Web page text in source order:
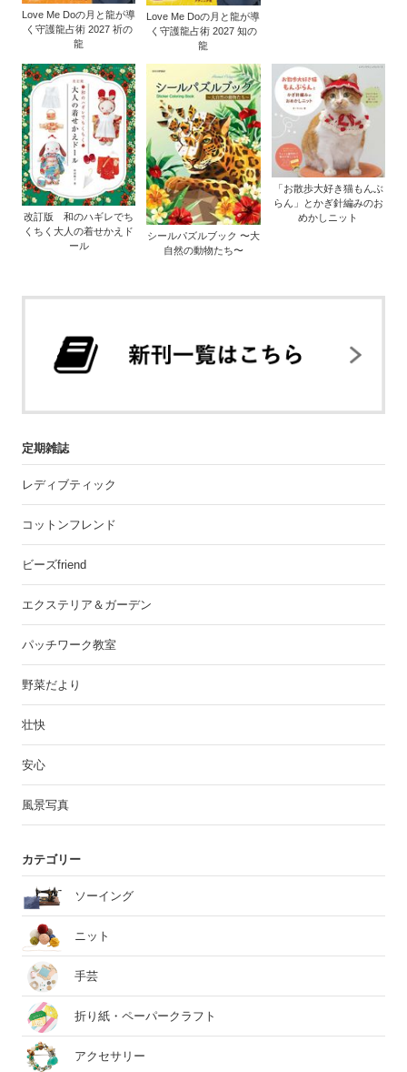
Love Me Doの月と龍が導
く守護龍占術 2027 祈の
龍
Love Me Doの月と龍が導
く守護龍占術 2027 知の
龍
改訂版 和のハギレでち
くちく大人の着せかえド
ール
シールパズルブック 〜大
自然の動物たち〜
「お散歩大好き猫もんぶ
らん」とかぎ針編みのお
めかしニット
定期雑誌
レディブティック
コットンフレンド
ビーズfriend
エクステリア＆ガーデン
パッチワーク教室
野菜だより
壮快
安心
風景写真
カテゴリー
ソーイング
ニット
手芸
折り紙・ペーパークラフト
アクセサリー